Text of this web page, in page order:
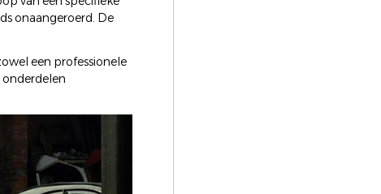
onaangeroerd. De
een professionele